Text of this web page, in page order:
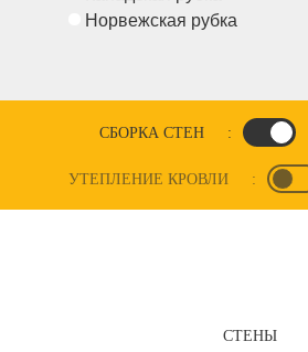
Норвежская рубка
СБОРКА СТЕН :
УТЕПЛЕНИЕ КРОВЛИ :
СТЕНЫ